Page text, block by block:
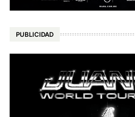
PUBLICIDAD